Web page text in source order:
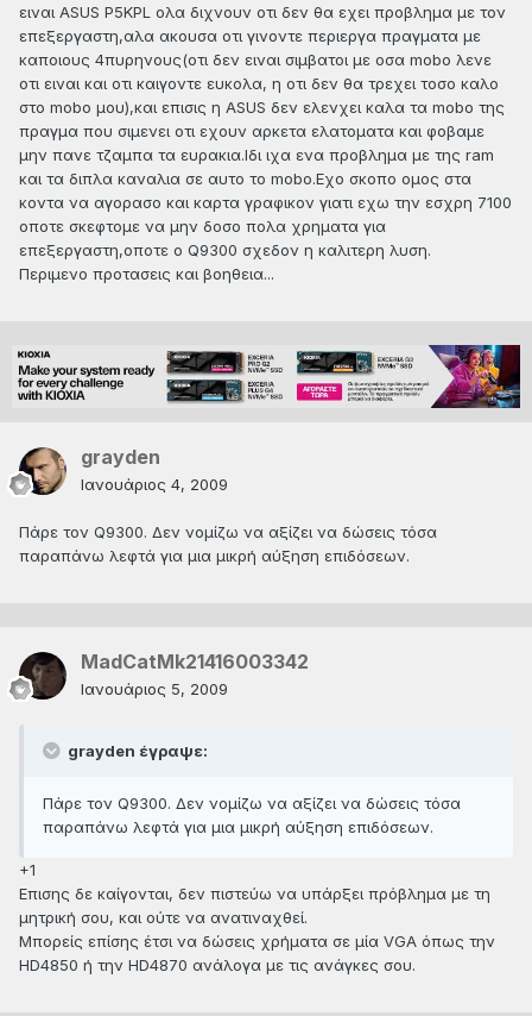
ειναι ASUS P5KPL ολα διχνουν οτι δεν θα εχει προβλημα με τον
επεξεργαστη,αλα ακουσα οτι γινοντε περιεργα πραγματα με
καποιους 4πυρηνους(οτι δεν ειναι σιμβατοι με οσα mobo λενε
οτι ειναι και οτι καιγοντε ευκολα, η οτι δεν θα τρεχει τοσο καλο
στο mobo μου),και επισις η ASUS δεν ελενχει καλα τα mobo της
πραγμα που σιμενει οτι εχουν αρκετα ελατοματα και φοβαμε
μην πανε τζαμπα τα ευρακια.Ιδι ιχα ενα προβλημα με της ram
και τα διπλα καναλια σε αυτο το mobo.Εχο σκοπο ομος στα
κοντα να αγορασο και καρτα γραφικον γιατι εχω την εσχρη 7100
οποτε σκεφτομε να μην δοσο πολα χρηματα για
επεξεργαστη,οποτε ο Q9300 σχεδον η καλιτερη λυση.
Περιμενο προτασεις και βοηθεια...
grayden
Ιανουάριος 4, 2009
Πάρε τον Q9300. Δεν νομίζω να αξίζει να δώσεις τόσα
παραπάνω λεφτά για μια μικρή αύξηση επιδόσεων.
MadCatMk21416003342
Ιανουάριος 5, 2009
grayden έγραψε:
Πάρε τον Q9300. Δεν νομίζω να αξίζει να δώσεις τόσα
παραπάνω λεφτά για μια μικρή αύξηση επιδόσεων.
+1
Επισης δε καίγονται, δεν πιστεύω να υπάρξει πρόβλημα με τη
μητρική σου, και ούτε να ανατιναχθεί.
Μπορείς επίσης έτσι να δώσεις χρήματα σε μία VGA όπως την
HD4850 ή την HD4870 ανάλογα με τις ανάγκες σου.